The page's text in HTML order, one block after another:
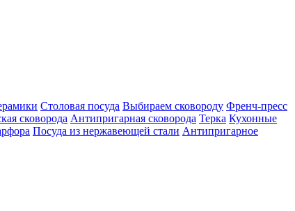
Столовая посуда Выбираем сковороду Френч-пресс
сковорода Антипригарная сковорода Терка Кухонные
Посуда из нержавеющей стали Антипригарное